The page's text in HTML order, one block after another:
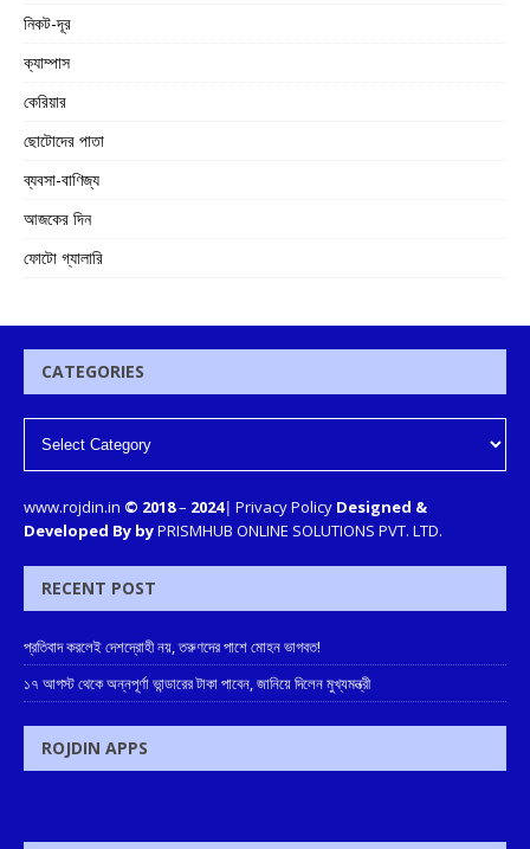
নিকট-দূর
ক্যাম্পাস
কেরিয়ার
ছোটোদের পাতা
ব্যবসা-বাণিজ্য
আজকের দিন
ফোটো গ্যালারি
CATEGORIES
www.rojdin.in © 2018– 2024| Privacy Policy Designed &
Developed By byPRISMHUB ONLINE SOLUTIONS PVT. LTD.
RECENT POST
প্রতিবাদ করলেই দেশদ্রোহী নয়, তরুণদের পাশে মোহন ভাগবত!
১৭ আগস্ট থেকে অন্নপূর্ণা ভান্ডারের টাকা পাবেন, জানিয়ে দিলেন মুখ্যমন্ত্রী
ROJDIN APPS